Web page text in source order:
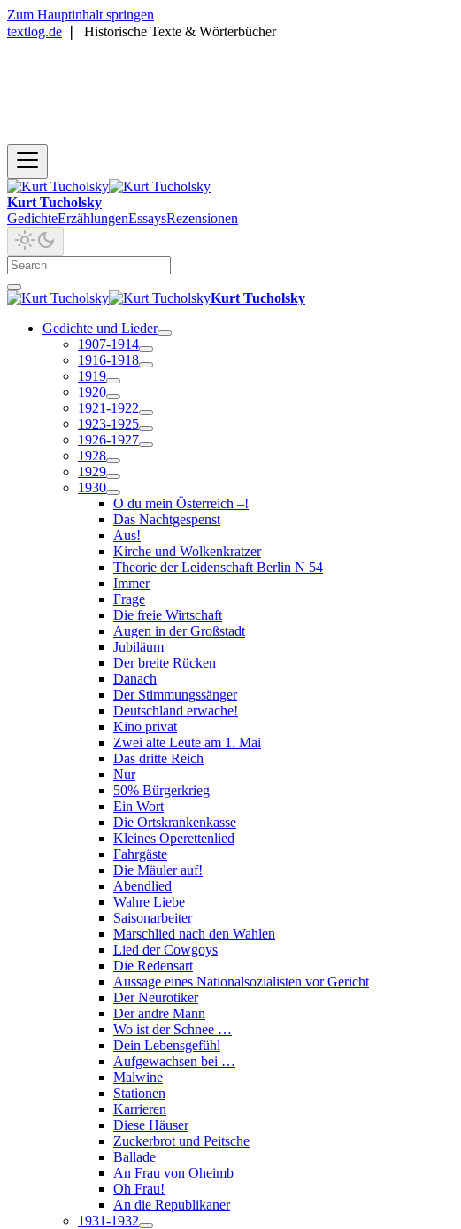
Zum Hauptinhalt springen
textlog.de
Historische Texte & Wörterbücher
Kurt Tucholsky
GedichteErzählungenEssaysRezensionen
Kurt Tucholsky
Gedichte und Lieder
1907-1914
1916-1918
1919
1920
1921-1922
1923-1925
1926-1927
1928
1929
1930
O du mein Österreich –!
Das Nachtgespenst
Aus!
Kirche und Wolkenkratzer
Theorie der Leidenschaft Berlin N 54
Immer
Frage
Die freie Wirtschaft
Augen in der Großstadt
Jubiläum
Der breite Rücken
Danach
Der Stimmungssänger
Deutschland erwache!
Kino privat
Zwei alte Leute am 1. Mai
Das dritte Reich
Nur
50% Bürgerkrieg
Ein Wort
Die Ortskrankenkasse
Kleines Operettenlied
Fahrgäste
Die Mäuler auf!
Abendlied
Wahre Liebe
Saisonarbeiter
Marschlied nach den Wahlen
Lied der Cowgoys
Die Redensart
Aussage eines Nationalsozialisten vor Gericht
Der Neurotiker
Der andre Mann
Wo ist der Schnee …
Dein Lebensgefühl
Aufgewachsen bei …
Malwine
Stationen
Karrieren
Diese Häuser
Zuckerbrot und Peitsche
Ballade
An Frau von Oheimb
Oh Frau!
An die Republikaner
1931-1932